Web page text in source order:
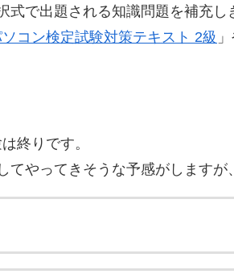
式で出題される知識問題を補充
コン検定試験対策テキスト 2級
終りです。
てやってきそうな予感がします